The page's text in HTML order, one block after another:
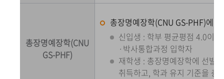
총장명예장학(CNU
GS-PHF)
총장명예장학(CNU GS-PHF)에
신입생 : 학부 평균평점 4.0이
·박사통합과정 입학자
재학생 : 총장명예장학에 선발
취득하고, 학과 유지 기준을 충